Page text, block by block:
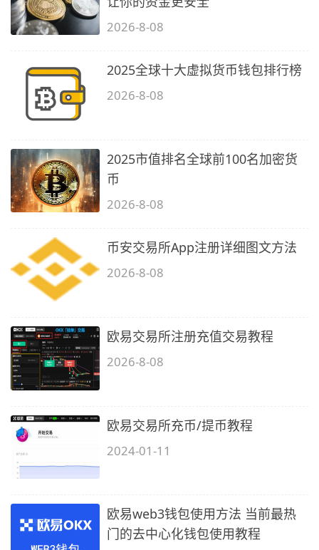
2026-8-08
2025全球十大虚拟货币钱包排行榜
2026-8-08
2025市值排名全球前100名加密货
币
2026-8-08
币安交易所App注册详细图文方法
2026-8-08
欧易交易所注册充值交易教程
2026-8-08
欧易交易所充币/提币教程
2024-01-11
欧易web3钱包使用方法 当前最热
门的去中心化钱包使用教程